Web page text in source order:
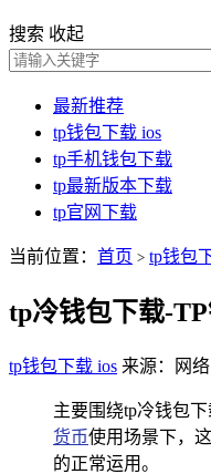
搜索 收起
最新推荐
tp钱包下载 ios
tp手机钱包下载
tp最新版本下载
tp官网下载
当前位置： 首页 > tp钱包
tp冷钱包下载-
tp钱包下载 ios 来源：网
主要围绕tp冷钱包
货币使用场景下，
的正常运用。